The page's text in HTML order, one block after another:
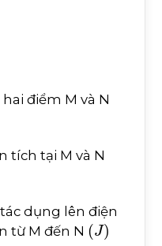
điểm M và N
tích tại M và N
dụng lên điện
từ M đến N (J)